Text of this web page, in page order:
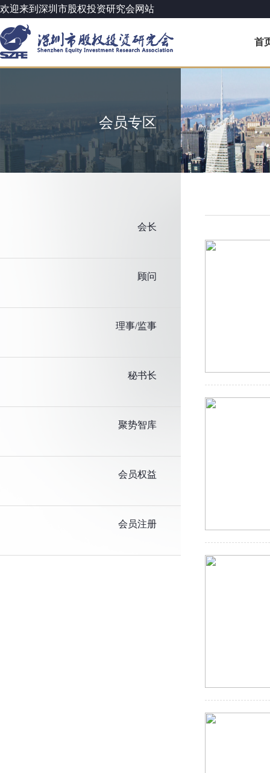
欢迎来到深圳市股权投资研究会网站
首
会员专区
会长
顾问
理事/监事
秘书长
聚势智库
会员权益
会员注册